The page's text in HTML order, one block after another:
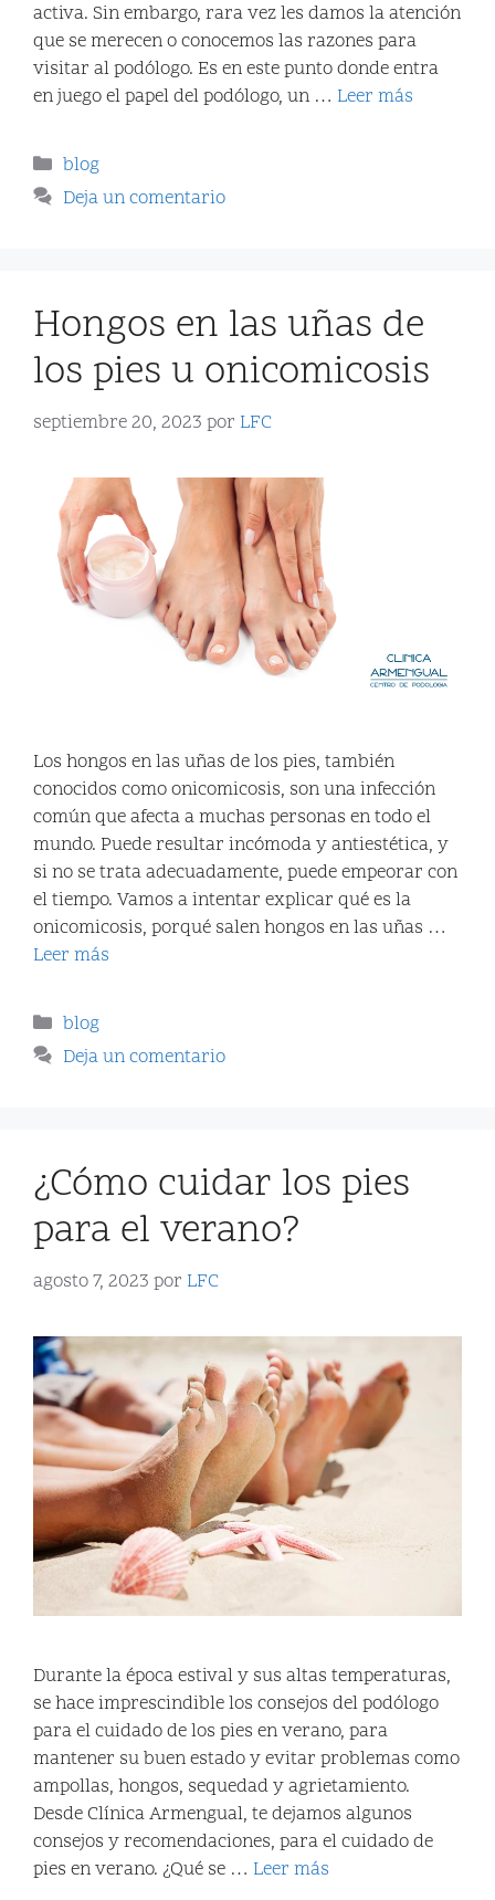
activa. Sin embargo, rara vez les damos la atención
que se merecen o conocemos las razones para
visitar al podólogo. Es en este punto donde entra
en juego el papel del podólogo, un … Leer más
blog
Deja un comentario
Hongos en las uñas de
los pies u onicomicosis
septiembre 20, 2023 por LFC
Los hongos en las uñas de los pies, también
conocidos como onicomicosis, son una infección
común que afecta a muchas personas en todo el
mundo. Puede resultar incómoda y antiestética, y
si no se trata adecuadamente, puede empeorar con
el tiempo. Vamos a intentar explicar qué es la
onicomicosis, porqué salen hongos en las uñas …
Leer más
blog
Deja un comentario
¿Cómo cuidar los pies
para el verano?
agosto 7, 2023 por LFC
Durante la época estival y sus altas temperaturas,
se hace imprescindible los consejos del podólogo
para el cuidado de los pies en verano, para
mantener su buen estado y evitar problemas como
ampollas, hongos, sequedad y agrietamiento.
Desde Clínica Armengual, te dejamos algunos
consejos y recomendaciones, para el cuidado de
pies en verano. ¿Qué se … Leer más